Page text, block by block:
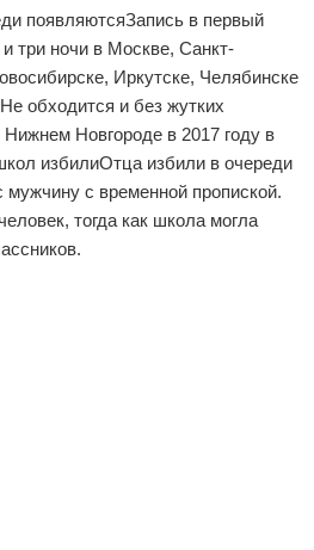
появляютсяЗапись в первый
три ночи в Москве, Санкт-
Иркутске, Челябинске
обходится и без жутких
Новгороде в 2017 году в
избилиОтца избили в очереди
мужчину с временной пропиской.
тогда как школа могла